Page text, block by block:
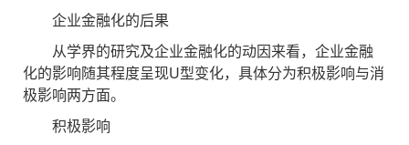
企业金融化的后果
从学界的研究及企业金融化的动因来看，企业金融
化的影响随其程度呈现U型变化，具体分为积极影响与消
极影响两方面。
积极影响